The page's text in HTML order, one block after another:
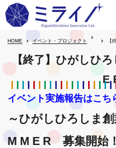
HOME イベント・プロジェクト 【
【終了】ひがしひ
E
イベント実施報告はこち
～ひがしひろしま
M M E R 募集開始！